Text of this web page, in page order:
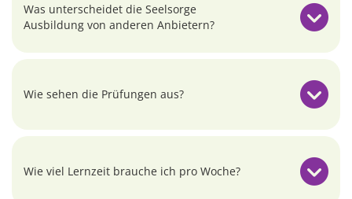
Was unterscheidet die Seelsorge
Ausbildung von anderen Anbietern?
Wie sehen die Prüfungen aus?
Wie viel Lernzeit brauche ich pro Woche?